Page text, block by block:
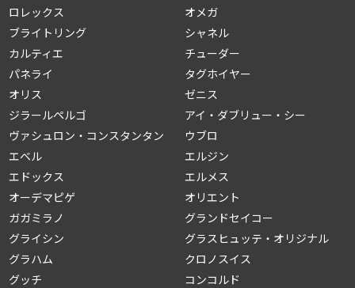
ロレックス
オメガ
ブライトリング
シャネル
カルティエ
チューダー
パネライ
タグホイヤー
オリス
ゼニス
ジラールペルゴ
アイ・ダブリュー・シー
ヴァシュロン・コンスタンタン
ウブロ
エベル
エルジン
エドックス
エルメス
オーデマピゲ
オリエント
ガガミラノ
グランドセイコー
グライシン
グラスヒュッテ・オリジナル
グラハム
クロノスイス
グッチ
コンコルド